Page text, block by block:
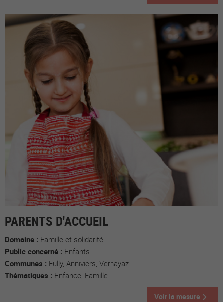
PARENTS D'ACCUEIL
Domaine : Famille et solidarité
Public concerné : Enfants
Communes : Fully, Anniviers, Vernayaz
Thématiques : Enfance, Famille
Voir la mesure